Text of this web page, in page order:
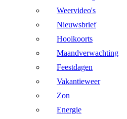
Weervideo's
Nieuwsbrief
Hooikoorts
Maandverwachting
Feestdagen
Vakantieweer
Zon
Energie